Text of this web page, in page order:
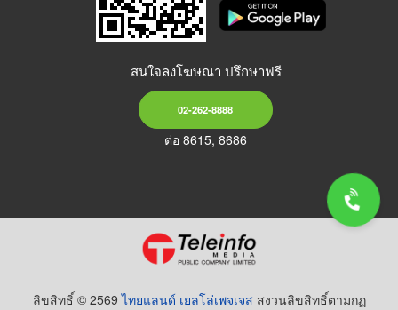
สนใจลงโฆษณา ปรึกษาฟรี
02-262-8888
ต่อ 8615, 8686
ลิขสิทธิ์ © 2569ไทยแลนด์ เยลโล่เพจเจส สงวนลิขสิทธิ์ตามกฏ